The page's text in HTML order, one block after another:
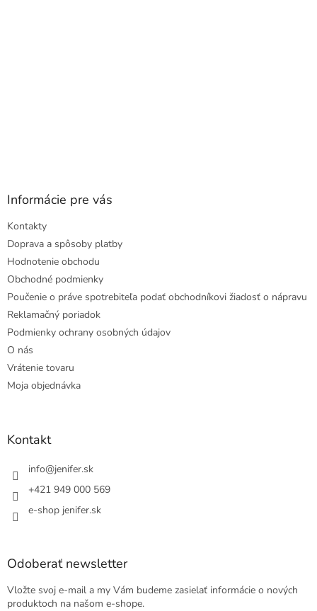
Informácie pre vás
Kontakty
Doprava a spôsoby platby
Hodnotenie obchodu
Obchodné podmienky
Poučenie o práve spotrebiteľa podať obchodníkovi žiadosť o nápravu
Reklamačný poriadok
Podmienky ochrany osobných údajov
O nás
Vrátenie tovaru
Moja objednávka
Kontakt
info@jenifer.sk
+421 949 000 569
e-shop jenifer.sk
Odoberať newsletter
Vložte svoj e-mail a my Vám budeme zasielať informácie o nových
produktoch na našom e-shope.